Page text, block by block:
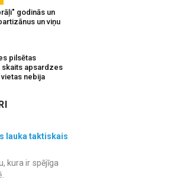
godinās un
un viņu
pilsētas
skaits apsardzes
nebija
lauka taktiskais
kura ir spējīga